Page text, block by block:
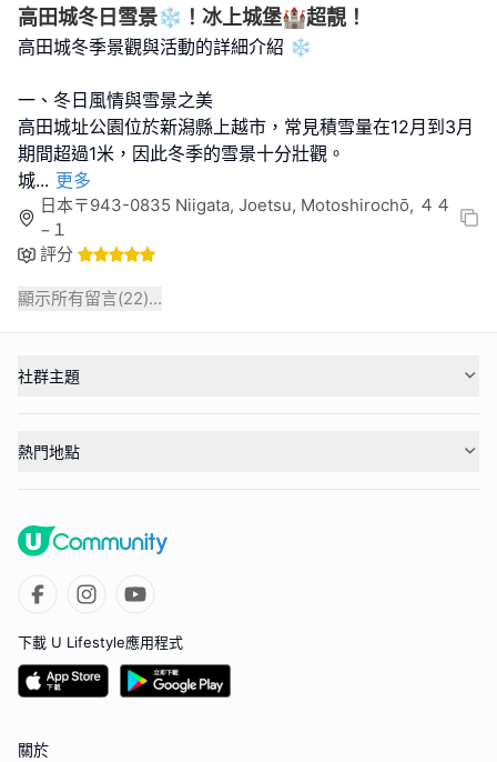
高田城冬日雪景❄️！冰上城堡🏰超靚！
高田城冬季景觀與活動的詳細介紹 ❄️
一、冬日風情與雪景之美
高田城址公園位於新潟縣上越市，常見積雪量在12月到3月
期間超過1米，因此冬季的雪景十分壯觀。
城... 更多
日本〒943-0835 Niigata, Joetsu, Motoshirochō, ４４
−１
評分
顯示所有留言(22)...
社群主題
熱門地點
下載 U Lifestyle應用程式
關於